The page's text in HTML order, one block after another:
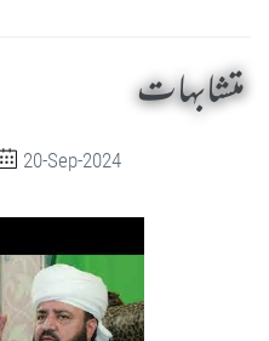
متشابہات
20-Sep-2024